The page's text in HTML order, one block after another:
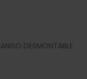
DESMONTABLE